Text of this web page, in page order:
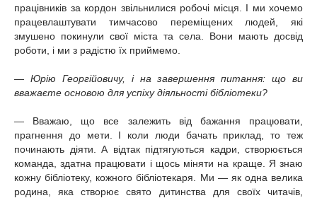
працівників за кордон звільнилися робочі місця. І ми хочемо
працевлаштувати тимчасово переміщених людей, які
змушено покинули свої міста та села. Вони мають досвід
роботи, і ми з радістю їх приймемо.
— Юрію Георгійовичу, і на завершення питання: що ви
вважаєте основою для успіху діяльності бібліотеки?
— Вважаю, що все залежить від бажання працювати,
прагнення до мети. І коли люди бачать приклад, то теж
починають діяти. А відтак підтягуються кадри, створюється
команда, здатна працювати і щось міняти на краще. Я знаю
кожну бібліотеку, кожного бібліотекаря. Ми — як одна велика
родина, яка створює свято дитинства для своїх читачів,